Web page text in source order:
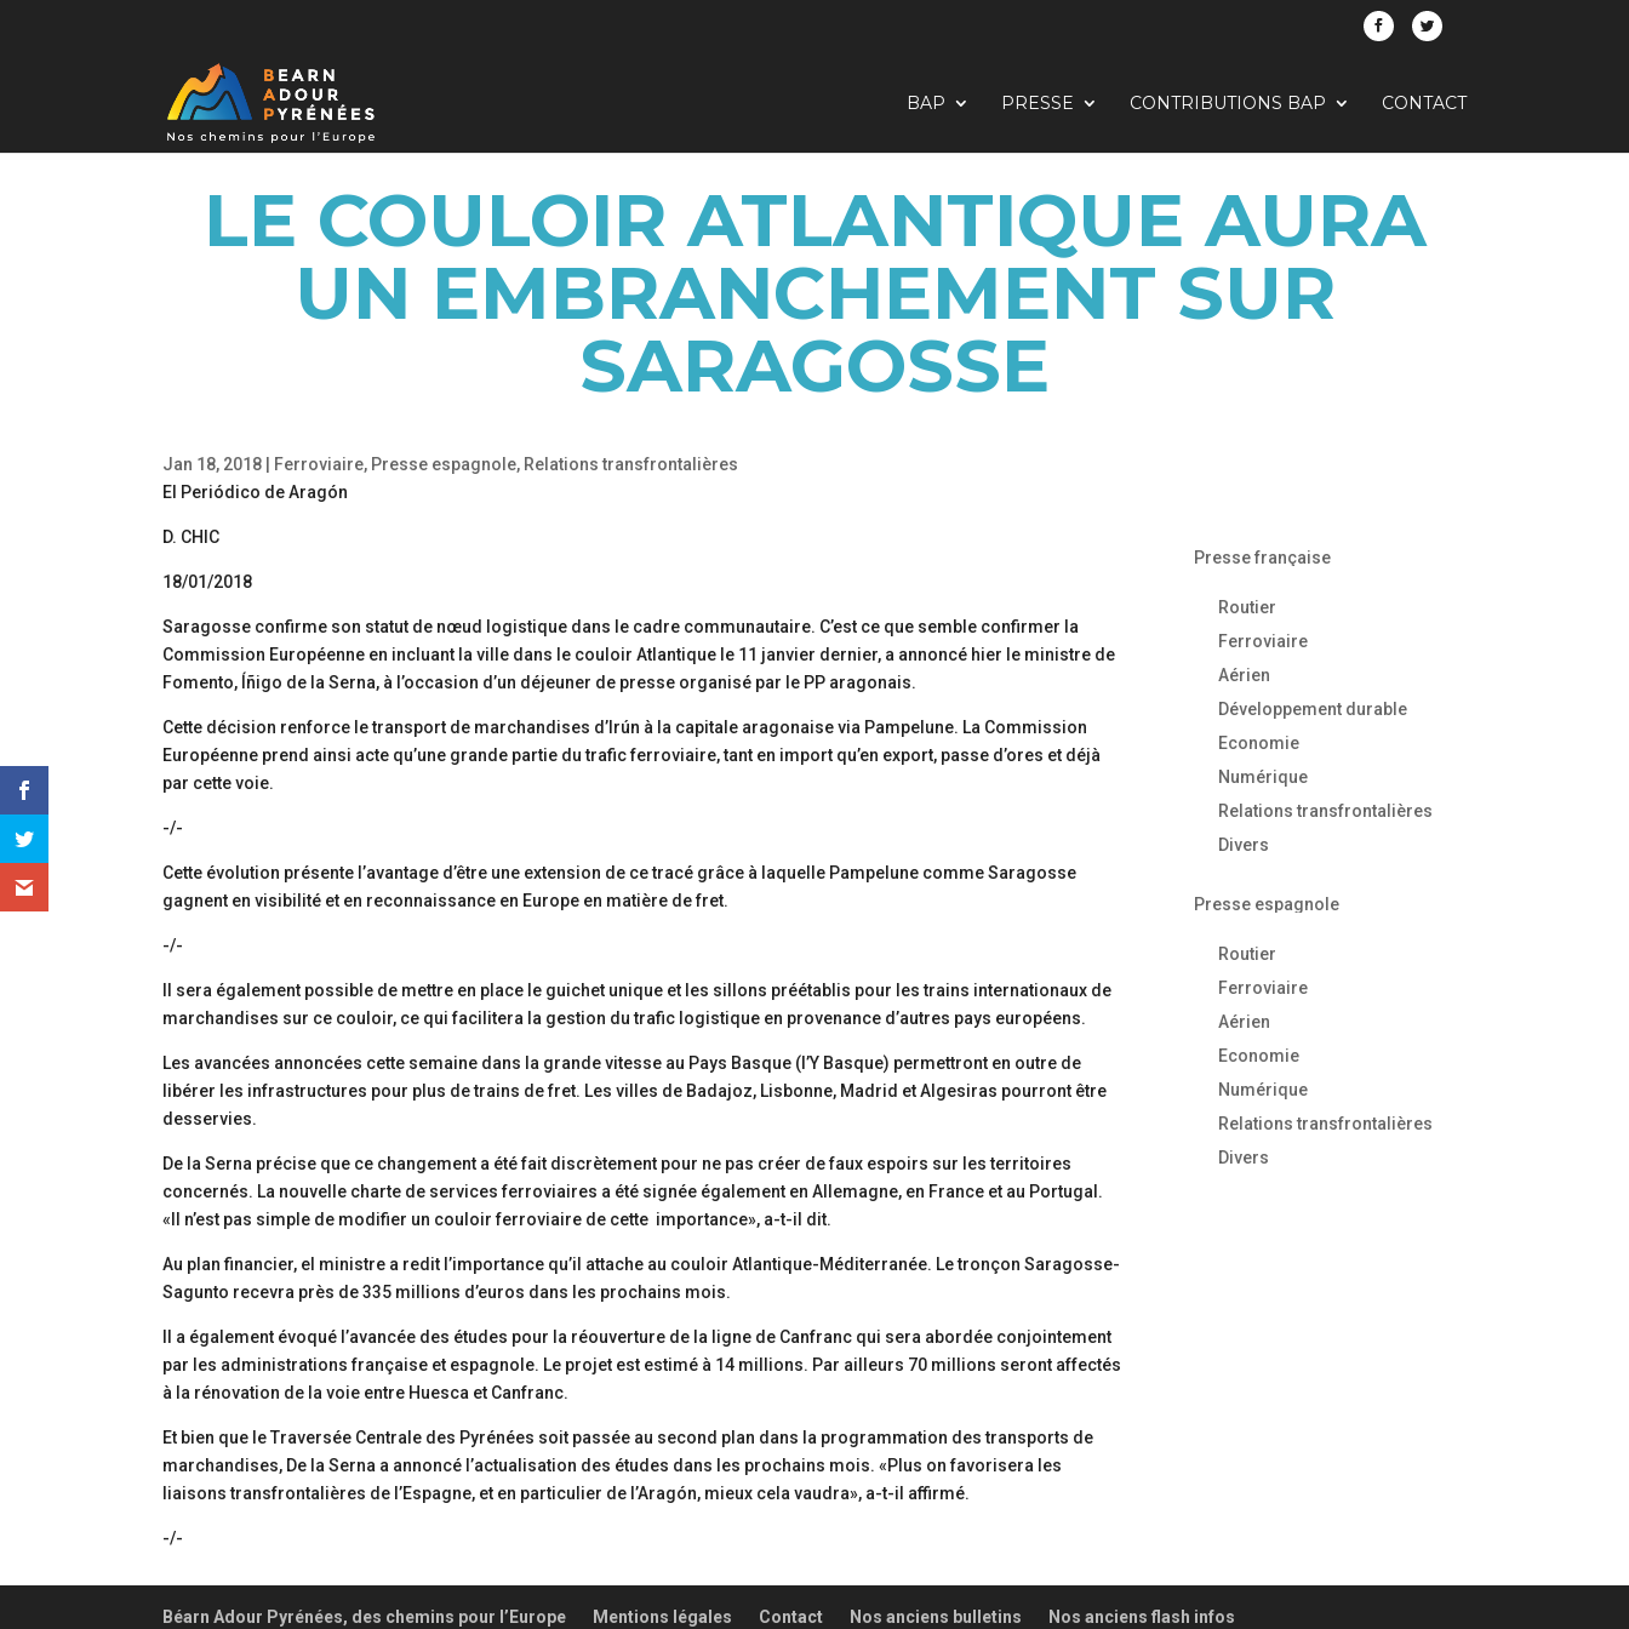
BAP PRESSE CONTRIBUTIONS BAP CONTACT
LE COULOIR ATLANTIQUE AURA
UN EMBRANCHEMENT SUR
SARAGOSSE
Jan 18, 2018 Ferroviaire, Presse espagnole, Relations transfrontalières
El Periódico de Aragón
D. CHIC
18/01/2018
Saragosse confirme son statut de nœud logistique dans le cadre communautaire. C’est ce que semble confirmer la
Commission Européenne en incluant la ville dans le couloir Atlantique le 11 janvier dernier, a annoncé hier le ministre de
Fomento, Íñigo de la Serna, à l’occasion d’un déjeuner de presse organisé par le PP aragonais.
Cette décision renforce le transport de marchandises d’Irún à la capitale aragonaise via Pampelune. La Commission
Européenne prend ainsi acte qu’une grande partie du trafic ferroviaire, tant en import qu’en export, passe d’ores et déjà
par cette voie.
-/-
Cette évolution présente l’avantage d’être une extension de ce tracé grâce à laquelle Pampelune comme Saragosse
gagnent en visibilité et en reconnaissance en Europe en matière de fret.
-/-
Il sera également possible de mettre en place le guichet unique et les sillons préétablis pour les trains internationaux de
marchandises sur ce couloir, ce qui facilitera la gestion du trafic logistique en provenance d’autres pays européens.
Les avancées annoncées cette semaine dans la grande vitesse au Pays Basque (l’Y Basque) permettront en outre de
libérer les infrastructures pour plus de trains de fret. Les villes de Badajoz, Lisbonne, Madrid et Algesiras pourront être
desservies.
De la Serna précise que ce changement a été fait discrètement pour ne pas créer de faux espoirs sur les territoires
concernés. La nouvelle charte de services ferroviaires a été signée également en Allemagne, en France et au Portugal.
«Il n’est pas simple de modifier un couloir ferroviaire de cette importance», a-t-il dit.
Au plan financier, el ministre a redit l’importance qu’il attache au couloir Atlantique-Méditerranée. Le tronçon Saragosse-
Sagunto recevra près de 335 millions d’euros dans les prochains mois.
Il a également évoqué l’avancée des études pour la réouverture de la ligne de Canfranc qui sera abordée conjointement
par les administrations française et espagnole. Le projet est estimé à 14 millions. Par ailleurs 70 millions seront affectés
à la rénovation de la voie entre Huesca et Canfranc.
Et bien que le Traversée Centrale des Pyrénées soit passée au second plan dans la programmation des transports de
marchandises, De la Serna a annoncé l’actualisation des études dans les prochains mois. «Plus on favorisera les
liaisons transfrontalières de l’Espagne, et en particulier de l’Aragón, mieux cela vaudra», a-t-il affirmé.
-/-
Presse française
Routier
Ferroviaire
Aérien
Développement durable
Economie
Numérique
Relations transfrontalières
Divers
Presse espagnole
Routier
Ferroviaire
Aérien
Economie
Numérique
Relations transfrontalières
Divers
Béarn Adour Pyrénées, des chemins pour l’Europe Mentions légales Contact Nos anciens bulletins Nos anciens flash infos